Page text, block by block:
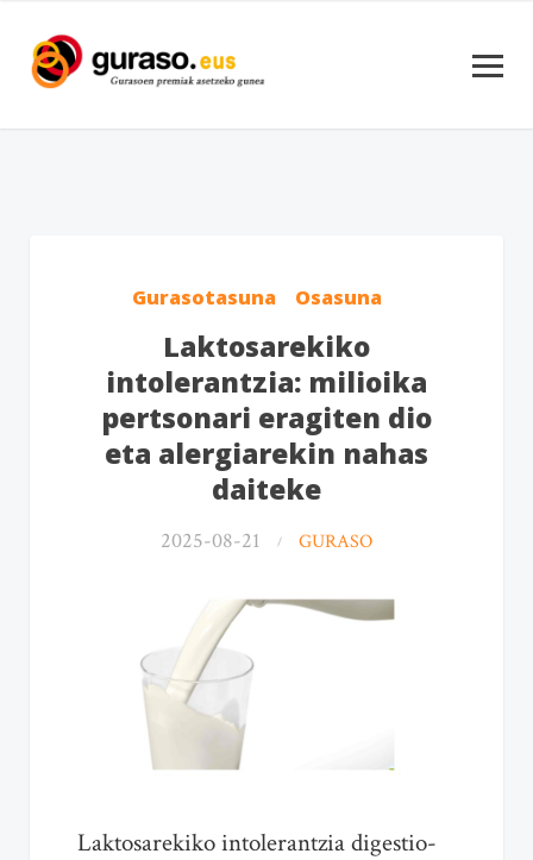
Gurasotasuna Osasuna
Laktosarekiko
intolerantzia: milioika
pertsonari eragiten dio
eta alergiarekin nahas
daiteke
2025-08-21 GURASO
Laktosarekiko intolerantzia digestio-